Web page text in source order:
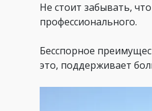
Не стоит забывать,
профессионального.
Бесспорное
это, поддерживает